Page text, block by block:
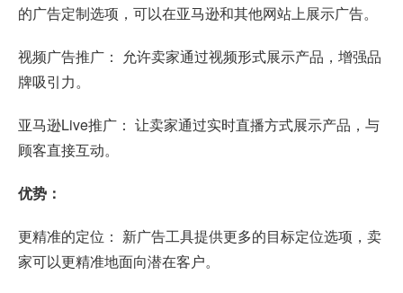
的广告定制选项，可以在亚马逊和其他网站上展示广告。
视频广告推广： 允许卖家通过视频形式展示产品，增强品
牌吸引力。
亚马逊Live推广： 让卖家通过实时直播方式展示产品，与
顾客直接互动。
优势：
更精准的定位： 新广告工具提供更多的目标定位选项，卖
家可以更精准地面向潜在客户。